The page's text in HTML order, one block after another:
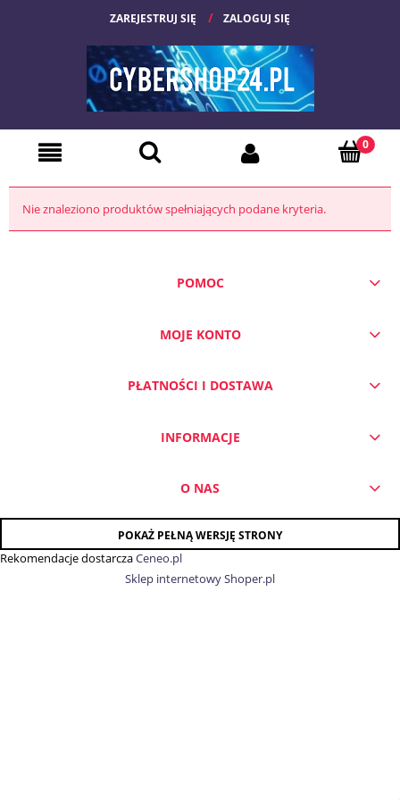
ZAREJESTRUJ SIĘ ZALOGUJ SIĘ
Nie znaleziono produktów spełniających podane kryteria.
POMOC
MOJE KONTO
PŁATNOŚCI I DOSTAWA
INFORMACJE
O NAS
POKAŻ PEŁNĄ WERSJĘ STRONY
Rekomendacje dostarczaCeneo.pl
Sklep internetowy Shoper.pl